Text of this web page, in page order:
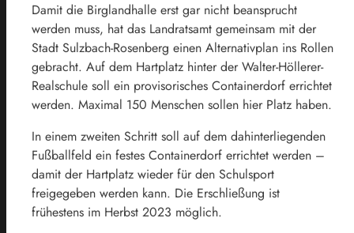
Damit die Birglandhalle erst gar nicht beansprucht
werden muss, hat das Landratsamt gemeinsam mit der
Stadt Sulzbach-Rosenberg einen Alternativplan ins Rollen
gebracht. Auf dem Hartplatz hinter der Walter-Höllerer-
Realschule soll ein provisorisches Containerdorf errichtet
werden. Maximal 150 Menschen sollen hier Platz haben.
In einem zweiten Schritt soll auf dem dahinterliegenden
Fußballfeld ein festes Containerdorf errichtet werden –
damit der Hartplatz wieder für den Schulsport
freigegeben werden kann. Die Erschließung ist
frühestens im Herbst 2023 möglich.